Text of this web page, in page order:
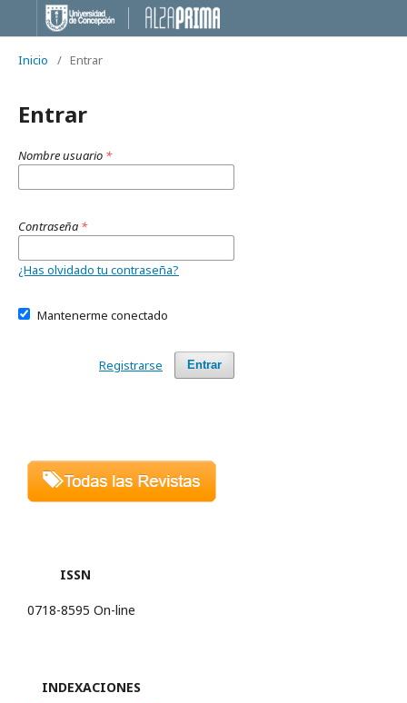
Inicio / Entrar
Entrar
Nombre usuario *
Contraseña *
¿Has olvidado tu contraseña?
Mantenerme conectado
Entrar
Registrarse
ISSN
0718-8595 On-line
INDEXACIONES